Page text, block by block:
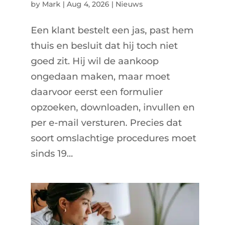
by Mark| Aug 4, 2026| Nieuws
Een klant bestelt een jas, past hem
thuis en besluit dat hij toch niet
goed zit. Hij wil de aankoop
ongedaan maken, maar moet
daarvoor eerst een formulier
opzoeken, downloaden, invullen en
per e-mail versturen. Precies dat
soort omslachtige procedures moet
sinds 19...